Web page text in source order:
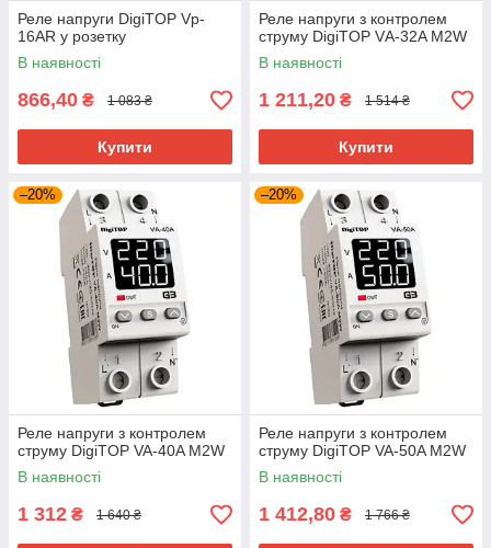
Реле напруги DigiTOP Vp-
16AR у розетку
В наявності
866,40 ₴ 1 083 ₴
Купити
Реле напруги з контролем
струму DigiTOP VА-32A M2W
В наявності
1 211,20 ₴ 1 514 ₴
Купити
–20%
Реле напруги з контролем
струму DigiTOP VA-40A M2W
В наявності
1 312 ₴ 1 640 ₴
–20%
Реле напруги з контролем
струму DigiTOP VA-50A M2W
В наявності
1 412,80 ₴ 1 766 ₴